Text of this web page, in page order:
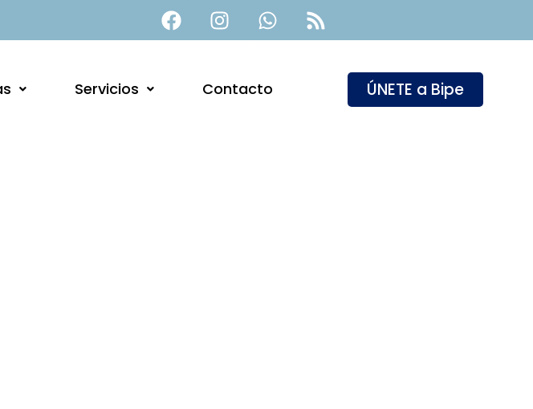
Servicios Contacto ÚNETE a Bipe